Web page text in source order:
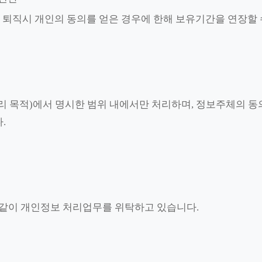
직시 개인의 동의를 얻은 경우에 한해 보유기간을 연장할
목적)에서 명시한 범위 내에서만 처리하며, 정보주체의
.
이 개인정보 처리업무를 위탁하고 있습니다.